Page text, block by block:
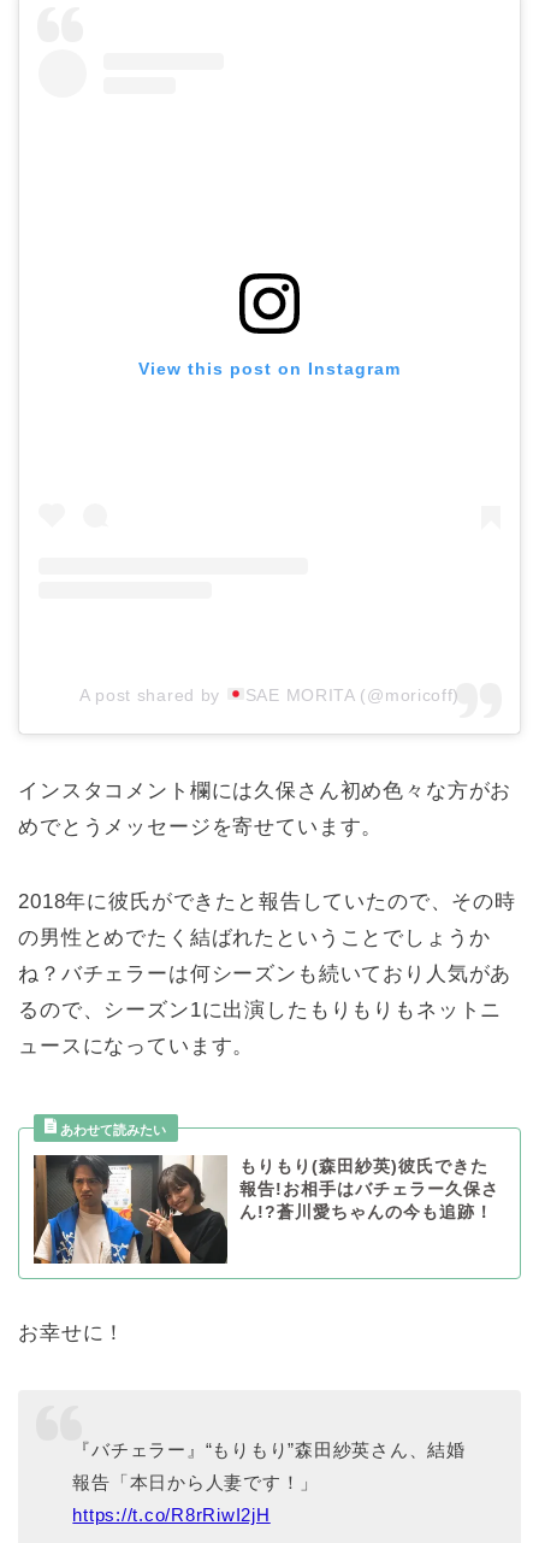
View this post on Instagram
A post shared by SAE MORITA (@moricoff)
インスタコメント欄には久保さん初め色々な方がお
めでとうメッセージを寄せています。
2018年に彼氏ができたと報告していたので、その時
の男性とめでたく結ばれたということでしょうか
ね？バチェラーは何シーズンも続いており人気があ
るので、シーズン1に出演したもりもりもネットニ
ュースになっています。
もりもり(森田紗英)彼氏できた
報告!お相手はバチェラー久保さ
ん!?蒼川愛ちゃんの今も追跡！
お幸せに！
『バチェラー』“もりもり”森田紗英さん、結婚
報告「本日から人妻です！」
https://t.co/R8rRiwI2jH